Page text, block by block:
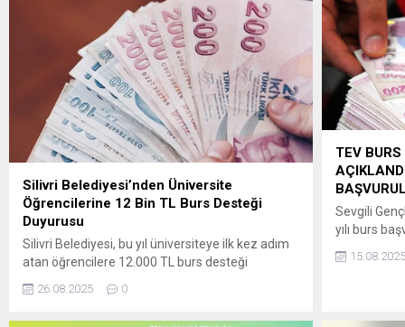
Silivri Belediyesi’nden Üniversite
Öğrencilerine 12 Bin TL Burs Desteği
Duyurusu
Silivri Belediyesi, bu yıl üniversiteye ilk kez adım
atan öğrencilere 12.000 TL burs desteği
GENÇLERİMİZİN YANINDAYIZ! Üniversite
26.08.2025 0
TEV
Sevgili
yılı burs
online
http://
15.08.2025